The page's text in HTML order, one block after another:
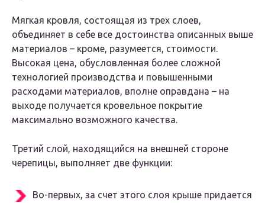
Мягкая кровля, состоящая из трех слоев,
объединяет в себе все достоинства описанных выше
материалов – кроме, разумеется, стоимости.
Высокая цена, обусловленная более сложной
технологией производства и повышенными
расходами материалов, вполне оправдана – на
выходе получается кровельное покрытие
максимально возможного качества.
Третий слой, находящийся на внешней стороне
черепицы, выполняет две функции:
Во-первых, за счет этого слоя крыше придается